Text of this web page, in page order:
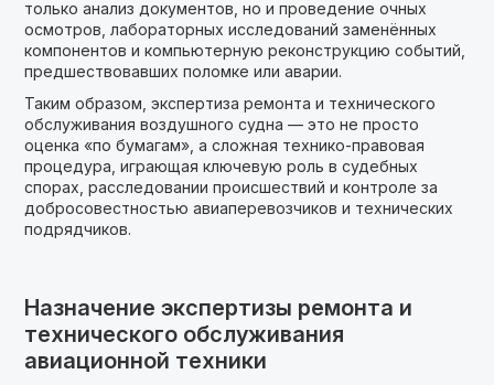
только анализ документов, но и проведение очных
осмотров, лабораторных исследований заменённых
компонентов и компьютерную реконструкцию событий,
предшествовавших поломке или аварии.
Таким образом, экспертиза ремонта и технического
обслуживания воздушного судна — это не просто
оценка «по бумагам», а сложная технико-правовая
процедура, играющая ключевую роль в судебных
спорах, расследовании происшествий и контроле за
добросовестностью авиаперевозчиков и технических
подрядчиков.
Назначение экспертизы ремонта и
технического обслуживания
авиационной техники